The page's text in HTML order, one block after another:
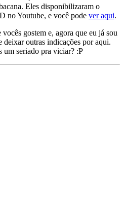
Eles disponibilizaram o
no Youtube, e você pode ver aqui.
gostem e, agora que eu já sou
deixar outras indicações por aqui.
um seriado pra viciar? :P